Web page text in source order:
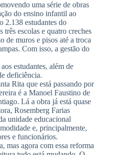
uma série de obras
do ensino infantil ao
2.138 estudantes do
escolas e quatro creches
de muros e pisos até a troca
Com isso, a gestão do
estudantes, além de
deficiência.
Rita que está passando por
é a Manoel Faustino de
Lá a obra já está quase
Rosemberg Farias
unidade educacional
e, principalmente,
e funcionários.
mas agora com essa reforma